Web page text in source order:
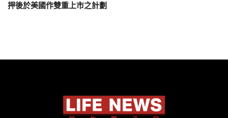
押後於美國作雙重上市之計劃